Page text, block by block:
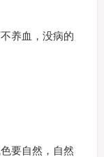
养血，没病的
要自然，自然